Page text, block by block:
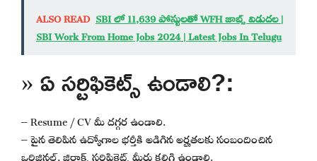
ALSO READ SBI లో 11,639 పోస్టులతో WFH జాబ్స్ విడుదల |
SBI Work From Home Jobs 2024 | Latest Jobs In Telugu
» ఏ సర్టిఫికెట్స్ ఉండాలి?:
– Resume / CV మీ దగ్గర ఉండాలి.
– పైన తెలిపిన ఉద్యోగాల భర్తీకి అడిగిన అర్హతలకు సంబందించిన
ఒరిజినల్, జిరాక్స్ సర్టిఫికెట్స్ మీరు కలిగి ఉండాలి.